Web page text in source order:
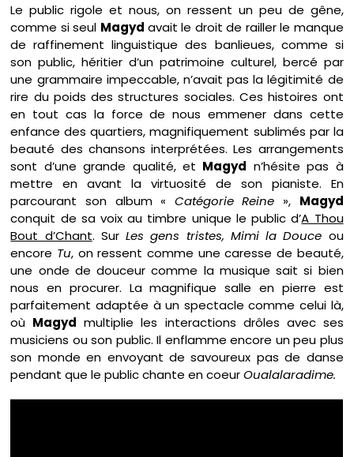
Le public rigole et nous, on ressent un peu de gêne,
comme si seul Magyd avait le droit de railler le manque
de raffinement linguistique des banlieues, comme si
son public, héritier d’un patrimoine culturel, bercé par
une grammaire impeccable, n’avait pas la légitimité de
rire du poids des structures sociales. Ces histoires ont
en tout cas la force de nous emmener dans cette
enfance des quartiers, magnifiquement sublimés par la
beauté des chansons interprétées. Les arrangements
sont d’une grande qualité, et Magyd n’hésite pas à
mettre en avant la virtuosité de son pianiste. En
parcourant son album « Catégorie Reine », Magyd
conquit de sa voix au timbre unique le public d’A Thou
Bout d’Chant. SurLes gens tristes, Mimi la Douce ou
encore Tu, on ressent comme une caresse de beauté,
une onde de douceur comme la musique sait si bien
nous en procurer. La magnifique salle en pierre est
parfaitement adaptée à un spectacle comme celui là,
où Magyd multiplie les interactions drôles avec ses
musiciens ou son public. Il enflamme encore un peu plus
son monde en envoyant de savoureux pas de danse
pendant que le public chante en coeurOualalaradime.